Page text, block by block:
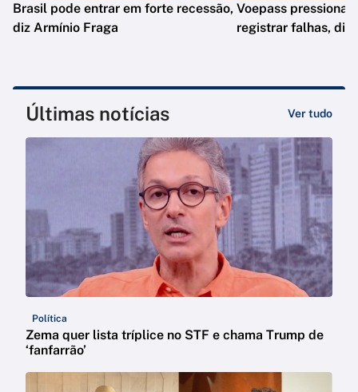
Brasil pode entrar em forte recessão,
diz Armínio Fraga
Voepass
registrar falhas, diz
Últimas notícias Ver tudo
Política
Zema quer lista tríplice no STF e chama Trump de
‘fanfarrão’